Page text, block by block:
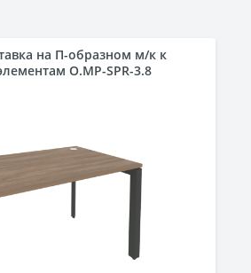
на П-образном м/к к
O.MP-SPR-3.8